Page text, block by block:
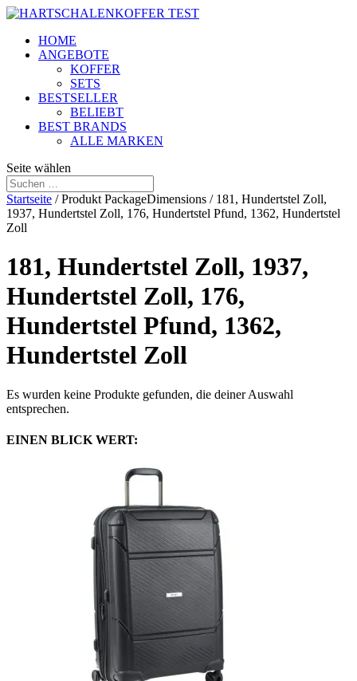
HOME
ANGEBOTE
KOFFER
SETS
BESTSELLER
BELIEBT
BEST BRANDS
ALLE MARKEN
Seite wählen
Startseite / Produkt PackageDimensions / 181, Hundertstel Zoll,
1937, Hundertstel Zoll, 176, Hundertstel Pfund, 1362, Hundertstel
Zoll
181, Hundertstel Zoll, 1937,
Hundertstel Zoll, 176,
Hundertstel Pfund, 1362,
Hundertstel Zoll
Es wurden keine Produkte gefunden, die deiner Auswahl
entsprechen.
EINEN BLICK WERT: